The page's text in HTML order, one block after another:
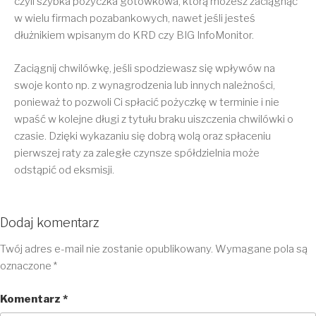
w wielu firmach pozabankowych, nawet jeśli jesteś
dłużnikiem wpisanym do KRD czy BIG InfoMonitor.
Zaciągnij chwilówkę, jeśli spodziewasz się wpływów na
swoje konto np. z wynagrodzenia lub innych należności,
ponieważ to pozwoli Ci spłacić pożyczkę w terminie i nie
wpaść w kolejne długi z tytułu braku uiszczenia chwilówki o
czasie. Dzięki wykazaniu się dobrą wolą oraz spłaceniu
pierwszej raty za zaległe czynsze spółdzielnia może
odstąpić od eksmisji.
Dodaj komentarz
Twój adres e-mail nie zostanie opublikowany. Wymagane pola są
oznaczone *
Komentarz *